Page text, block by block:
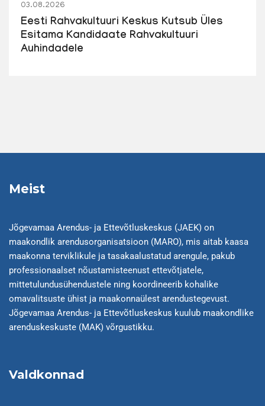
03.08.2026
Eesti Rahvakultuuri Keskus Kutsub Üles
Esitama Kandidaate Rahvakultuuri
Auhindadele
Meist
Jõgevamaa Arendus- ja Ettevõtluskeskus (JAEK) on
maakondlik arendusorganisatsioon (MARO), mis aitab kaasa
maakonna terviklikule ja tasakaalustatud arengule, pakub
professionaalset nõustamisteenust ettevõtjatele,
mittetulundusühendustele ning koordineerib kohalike
omavalitsuste ühist ja maakonnaülest arendustegevust.
Jõgevamaa Arendus- ja Ettevõtluskeskus kuulub maakondlike
arenduskeskuste (MAK) võrgustikku.
Valdkonnad